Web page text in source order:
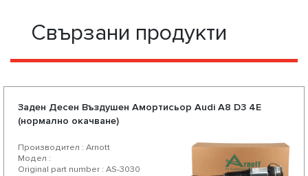
Свързани продукти
Заден Десен Въздушен Амортисьор Audi A8 D3 4E
(нормално окачване)
Производител : Arnott
Модел :
Original part number : AS-3030